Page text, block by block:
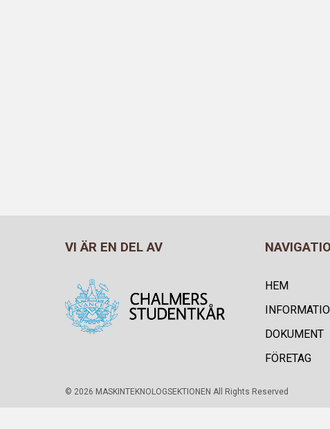
VI ÄR EN DEL AV
HEM
DOKUMENT
FÖRETAG
© 2026 MASKINTEKNOLOGSEKTIONEN All Rights Reserved